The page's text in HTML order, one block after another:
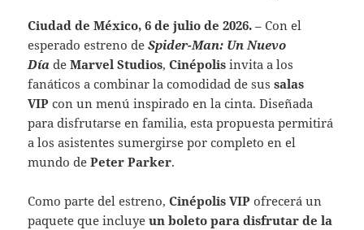
Ciudad de México, 6 de julio de 2026. – Con el
esperado estreno deSpider-Man: Un Nuevo
Día deMarvel Studios,Cinépolis invita a los
fanáticos a combinar la comodidad de sussalas
VIP con un menú inspirado en la cinta. Diseñada
para disfrutarse en familia, esta propuesta permitirá
a los asistentes sumergirse por completo en el
mundo dePeter Parker.
Como parte del estreno,Cinépolis VIP ofrecerá un
paquete que incluyeun boleto para disfrutar de la